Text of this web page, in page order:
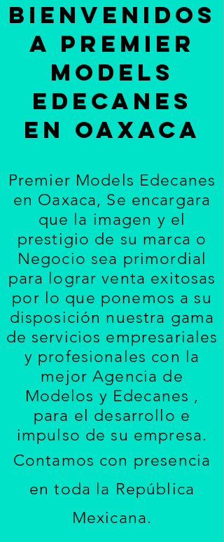
BienvenidoS
A PREMIER
MODELS
EDECANES
EN OAXACA
Premier Models Edecanes
en Oaxaca, Se encargara
que la imagen y el
prestigio de su marca o
Negocio sea primordial
para lograr venta exitosas
por lo que ponemos a su
disposición nuestra gama
de servicios empresariales
y profesionales con la
mejor Agencia de
Modelos y Edecanes ,
para el desarrollo e
impulso de su empresa.
Contamos con presencia
en toda la República
Mexicana.